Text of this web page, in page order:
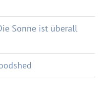
Sonne ist überall